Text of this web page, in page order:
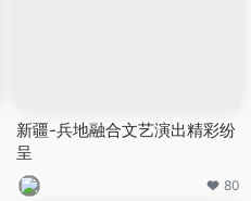
新疆-兵地融合文艺演出精彩纷
呈
80